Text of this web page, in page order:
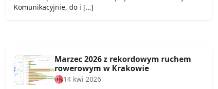
Komunikacyjnie, do i […]
Marzec 2026 z rekordowym ruchem
rowerowym w Krakowie
14 kwi 2026